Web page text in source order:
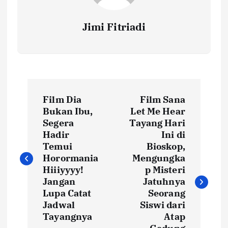
Jimi Fitriadi
t
Film Dia
Bukan Ibu,
Segera
Hadir
Temui
Horormania
Hiiiyyyy!
Jangan
Lupa Catat
Jadwal
Tayangnya
Film Sana
Let Me Hear
Tayang Hari
Ini di
Bioskop,
Mengungka
p Misteri
Jatuhnya
Seorang
Siswi dari
Atap